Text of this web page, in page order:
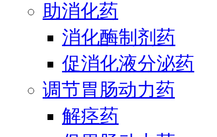
助消化药
消化酶制剂药
促消化液分泌药
调节胃肠动力药
解痉药